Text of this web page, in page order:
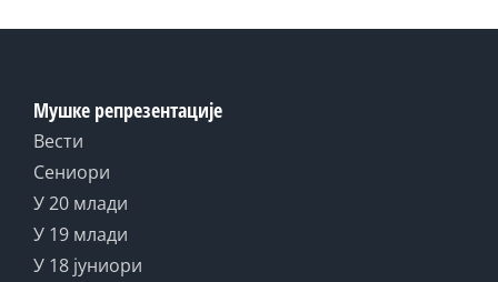
Мушке репрезентације
Вести
Сениори
У 20 млади
У 19 млади
У 18 јуниори